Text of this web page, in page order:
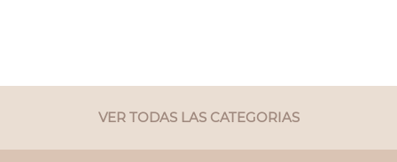
VER TODAS LAS CATEGORIAS